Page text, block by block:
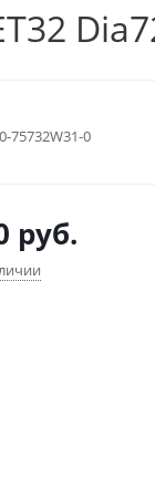
75732W31-0
руб.